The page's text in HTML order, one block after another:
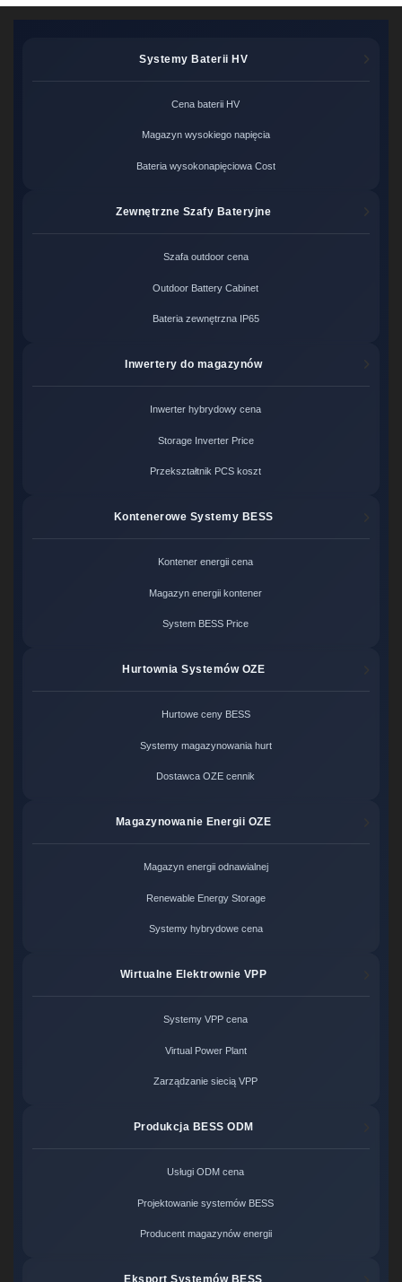
Systemy Baterii HV
Cena baterii HV
Magazyn wysokiego napięcia
Bateria wysokonapięciowa Cost
Zewnętrzne Szafy Bateryjne
Szafa outdoor cena
Outdoor Battery Cabinet
Bateria zewnętrzna IP65
Inwertery do magazynów
Inwerter hybrydowy cena
Storage Inverter Price
Przekształtnik PCS koszt
Kontenerowe Systemy BESS
Kontener energii cena
Magazyn energii kontener
System BESS Price
Hurtownia Systemów OZE
Hurtowe ceny BESS
Systemy magazynowania hurt
Dostawca OZE cennik
Magazynowanie Energii OZE
Magazyn energii odnawialnej
Renewable Energy Storage
Systemy hybrydowe cena
Wirtualne Elektrownie VPP
Systemy VPP cena
Virtual Power Plant
Zarządzanie siecią VPP
Produkcja BESS ODM
Usługi ODM cena
Projektowanie systemów BESS
Producent magazynów energii
Eksport Systemów BESS